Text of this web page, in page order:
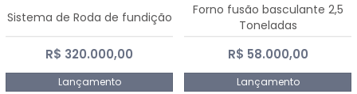
Sistema de Roda de fundição
R$ 320.000,00
Lançamento
Forno fusão basculante 2,5
Toneladas
R$ 58.000,00
Lançamento